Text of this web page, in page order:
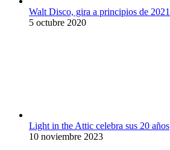
Walt Disco, gira a principios de 2021
5 octubre 2020
Light in the Attic celebra sus 20 años
10 noviembre 2023